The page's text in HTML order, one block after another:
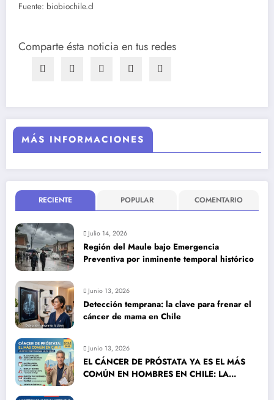
Fuente: biobiochile.cl
Comparte ésta noticia en tus redes
MÁS INFORMACIONES
RECIENTE POPULAR COMENTARIO
Julio 14, 2026
Región del Maule bajo Emergencia
Preventiva por inminente temporal histórico
Junio 13, 2026
Detección temprana: la clave para frenar el
cáncer de mama en Chile
Junio 13, 2026
EL CÁNCER DE PRÓSTATA YA ES EL MÁS
COMÚN EN HOMBRES EN CHILE: LA